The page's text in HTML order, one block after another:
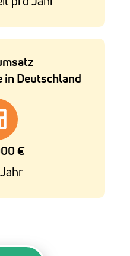
in Deutschland
€